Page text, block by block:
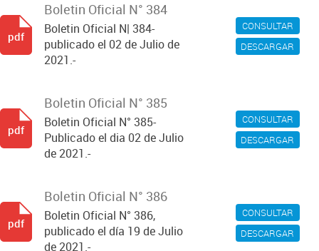
CONSULTAR
DESCARGAR
Boletin Oficial N° 384
Boletin Oficial N| 384-
publicado el 02 de Julio de
2021.-
pdf
CONSULTAR
DESCARGAR
Boletin Oficial N° 385
Boletin Oficial N° 385-
Publicado el dia 02 de Julio
de 2021.-
pdf
CONSULTAR
DESCARGAR
Boletin Oficial N° 386
Boletin Oficial N° 386,
publicado el día 19 de Julio
de 2021.-
pdf